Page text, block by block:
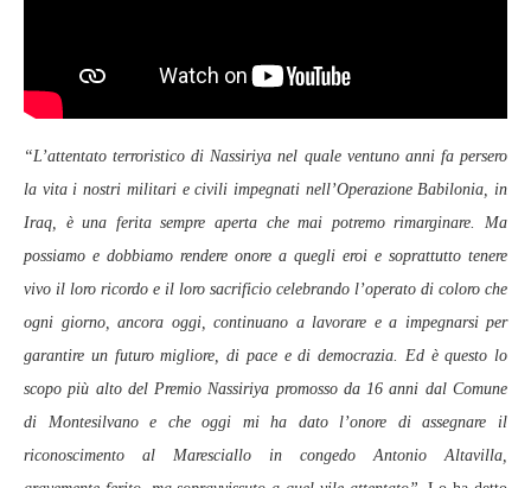
“L’attentato terroristico di Nassiriya nel quale ventuno anni fa persero
la vita i nostri militari e civili impegnati nell’Operazione Babilonia, in
Iraq, è una ferita sempre aperta che mai potremo rimarginare. Ma
possiamo e dobbiamo rendere onore a quegli eroi e soprattutto tenere
vivo il loro ricordo e il loro sacrificio celebrando l’operato di coloro che
ogni giorno, ancora oggi, continuano a lavorare e a impegnarsi per
garantire un futuro migliore, di pace e di democrazia. Ed è questo lo
scopo più alto del Premio Nassiriya promosso da 16 anni dal Comune
di Montesilvano e che oggi mi ha dato l’onore di assegnare il
riconoscimento al Maresciallo in congedo Antonio Altavilla,